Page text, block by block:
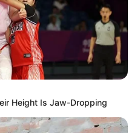
วามสุขสำราญดี ในด้าน
มีความตั้งใจจริงที่จะนำพา
บสูงของชีวิต และทุกอย่าง
จัดให้ใครคนใดคนหนึ่งคอย
ของการใช้เงินโดยอย่า
Height Is Jaw-Dropping